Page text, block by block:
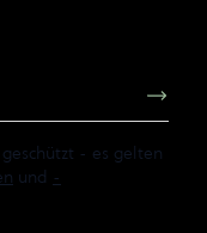
- es gelten
und -